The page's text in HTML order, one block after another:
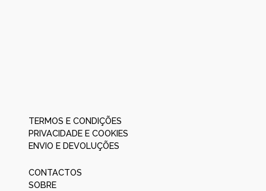
TERMOS E CONDIÇÕES
PRIVACIDADE E COOKIES
ENVIO E DEVOLUÇÕES
CONTACTOS
SOBRE